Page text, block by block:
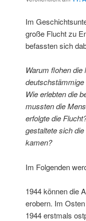
Im
große Flucht zu
befassten sich
Warum flohen
Wie erlebten die
mussten die
erfolgte die
gestaltete sich
kamen?
Im Folgenden
1944 können die
erobern. Im
1944 erstmals